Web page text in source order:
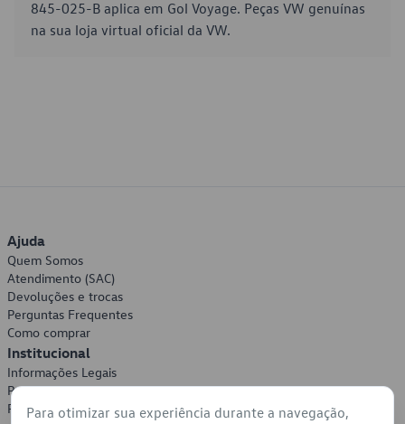
845-025-B aplica em Gol Voyage. Peças VW genuínas
na sua loja virtual oficial da VW.
Ajuda
Quem Somos
Atendimento (SAC)
Devoluções e trocas
Perguntas Frequentes
Como comprar
Institucional
Informações Legais
Política de Privacidade
Política de Cookies
Para otimizar sua experiência durante a navegação,